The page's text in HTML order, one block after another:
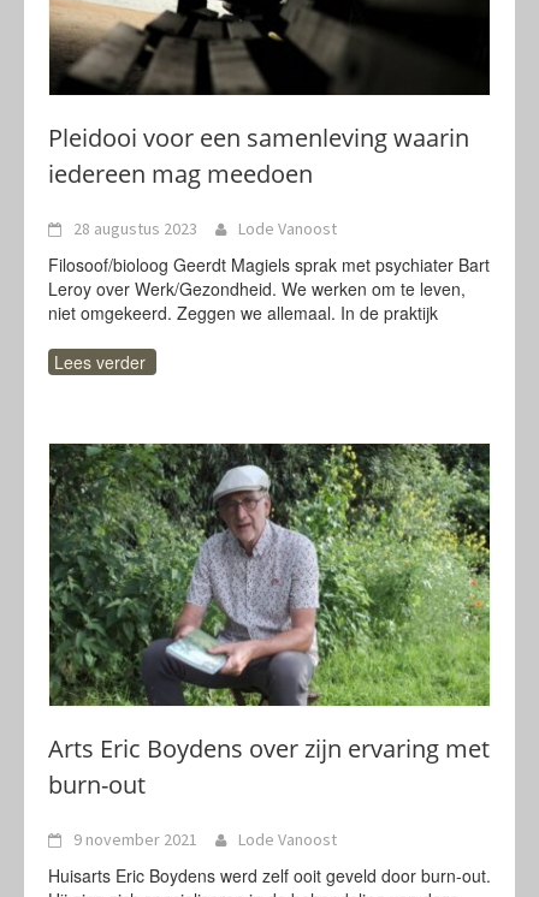
Pleidooi voor een samenleving waarin
iedereen mag meedoen
28 augustus 2023 Lode Vanoost
Filosoof/bioloog Geerdt Magiels sprak met psychiater Bart
Leroy over Werk/Gezondheid. We werken om te leven,
niet omgekeerd. Zeggen we allemaal. In de praktijk
Lees verder
Arts Eric Boydens over zijn ervaring met
burn-out
9 november 2021 Lode Vanoost
Huisarts Eric Boydens werd zelf ooit geveld door burn-out.